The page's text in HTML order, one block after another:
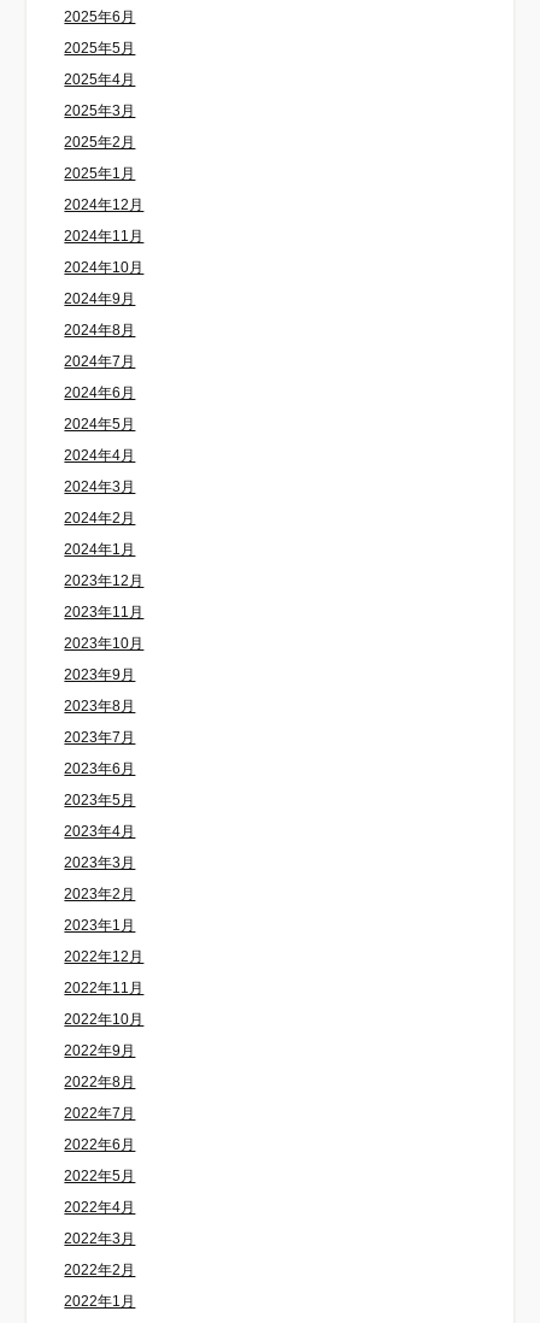
2025年6月
2025年5月
2025年4月
2025年3月
2025年2月
2025年1月
2024年12月
2024年11月
2024年10月
2024年9月
2024年8月
2024年7月
2024年6月
2024年5月
2024年4月
2024年3月
2024年2月
2024年1月
2023年12月
2023年11月
2023年10月
2023年9月
2023年8月
2023年7月
2023年6月
2023年5月
2023年4月
2023年3月
2023年2月
2023年1月
2022年12月
2022年11月
2022年10月
2022年9月
2022年8月
2022年7月
2022年6月
2022年5月
2022年4月
2022年3月
2022年2月
2022年1月